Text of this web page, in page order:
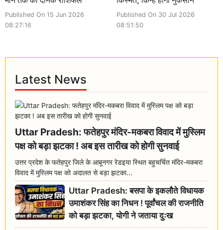
Published On 15 Jun 2026
08:27:16
Published On 30 Jul 2026
08:51:50
Latest News
Uttar Pradesh: फतेहपुर मंदिर-मकबरा विवाद में मुस्लिम
पक्ष को बड़ा झटका ! अब इस तारीख को होगी सुनवाई
उत्तर प्रदेश के फतेहपुर जिले के आबूनगर रेडइया स्थित बहुचर्चित मंदिर-मकबरा
विवाद में मुस्लिम पक्ष को अदालत से बड़ा झटका...
Uttar Pradesh: बसपा के इकलौते विधायक
उमाशंकर सिंह का निधन ! पूर्वांचल की राजनीति
को बड़ा झटका, योगी ने जताया दुःख